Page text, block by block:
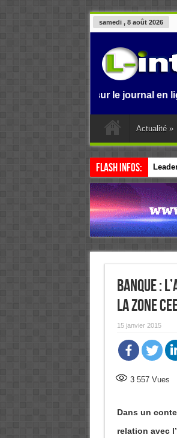
samedi , 8 août 2026
sur le journal en ligne
Actualité »
Flash Infos:
Banque :
la zone
15 janvier 2015
3 557Vues
Dans un
relation avec